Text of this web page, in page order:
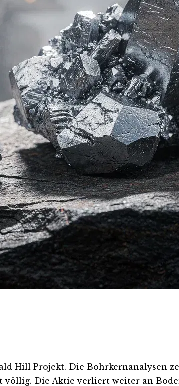
Hill Projekt. Die Bohrkernanalysen
Die Aktie verliert weiter an